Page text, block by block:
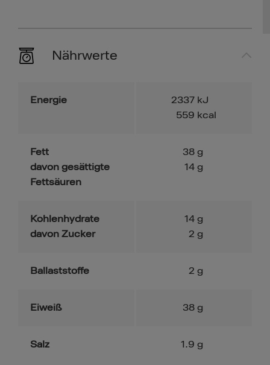
Nährwerte
Energie 2337 kJ
559 kcal
Fett
davon gesättigte
Fettsäuren
38 g
14 g
Kohlenhydrate
davon Zucker
14 g
2 g
Ballaststoffe 2 g
Eiweiß 38 g
Salz 1.9 g